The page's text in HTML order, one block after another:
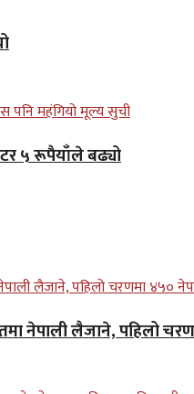
५ रूपैयाँले बढ्यो
नेपाली लैजाने, पहिलो